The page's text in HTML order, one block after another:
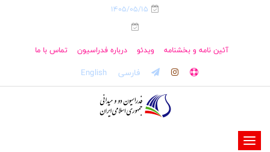
1405/05/15
آئین نامه و بخشنامه ویدئو درباره فدراسیون تماس با ما
فارسی English
-